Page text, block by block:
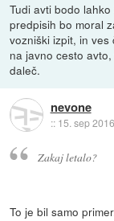
Tudi avti bodo
predpisih bo moral
vozniški izpit, in
na javno cesto
daleč.
nevone
:: 15. sep
Zakaj letalo?
To je bil samo